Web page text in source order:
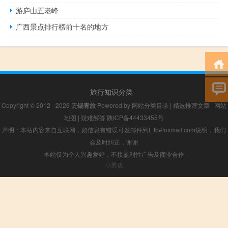
游庐山五老峰
广西景点排行榜前十名的地方
旅行知识分类
Copyright © 2012 - 2026 无锡青旅 Powered by 网站分类目录 | 精选推荐文章 | 网站
地图 | 疑难解答 陕ICP备44433455号
声明：本站内容来自互联网，如信息有错误可发邮件到f_fb#foxmail.com说明，我们
会及时纠正，谢谢
本站仅为个人兴趣爱好，不接盈利性广告及商业合作
小男孩